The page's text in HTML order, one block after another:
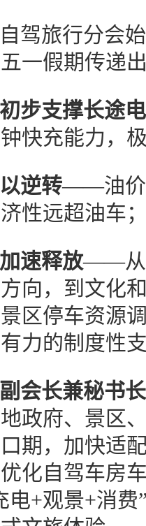
驾旅行分会
一假期传递
步支撑长途
快充能力，
逆转——油价
性远超油车
速释放——从
向，到文化
区停车资源
力的制度性
会长兼秘书
政府、景区
期，加快适
化自驾车房
电+观景+消